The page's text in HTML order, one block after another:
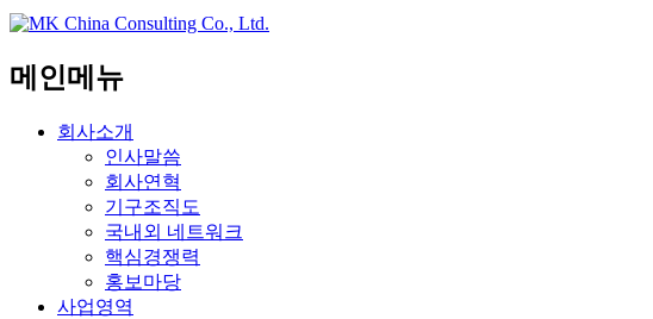
메인메뉴
회사소개
인사말씀
회사연혁
기구조직도
국내외 네트워크
핵심경쟁력
홍보마당
사업영역